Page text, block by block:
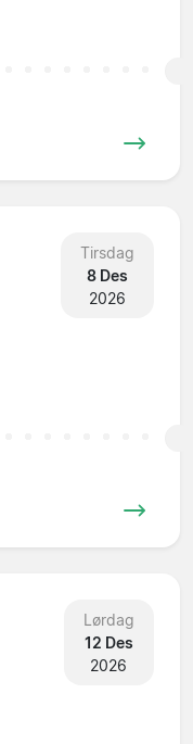
Tirsdag
8 Des
2026
Lørdag
12 Des
2026